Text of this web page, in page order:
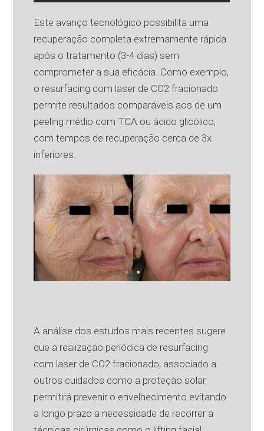
Este avanço tecnológico possibilita uma
recuperação completa extremamente rápida
após o tratamento (3-4 dias) sem
comprometer a sua eficácia. Como exemplo,
o resurfacing com laser de CO2 fracionado
permite resultados comparáveis aos de um
peeling médio com TCA ou ácido glicólico,
com tempos de recuperação cerca de 3x
inferiores.
A análise dos estudos mais recentes sugere
que a realização periódica de resurfacing
com laser de CO2 fracionado, associado a
outros cuidados como a proteção solar,
permitirá prevenir o envelhecimento evitando
a longo prazo a necessidade de recorrer a